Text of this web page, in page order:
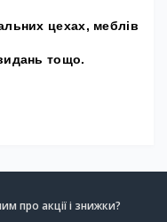
цехах, меблів
тощо.
про акції і знижки?